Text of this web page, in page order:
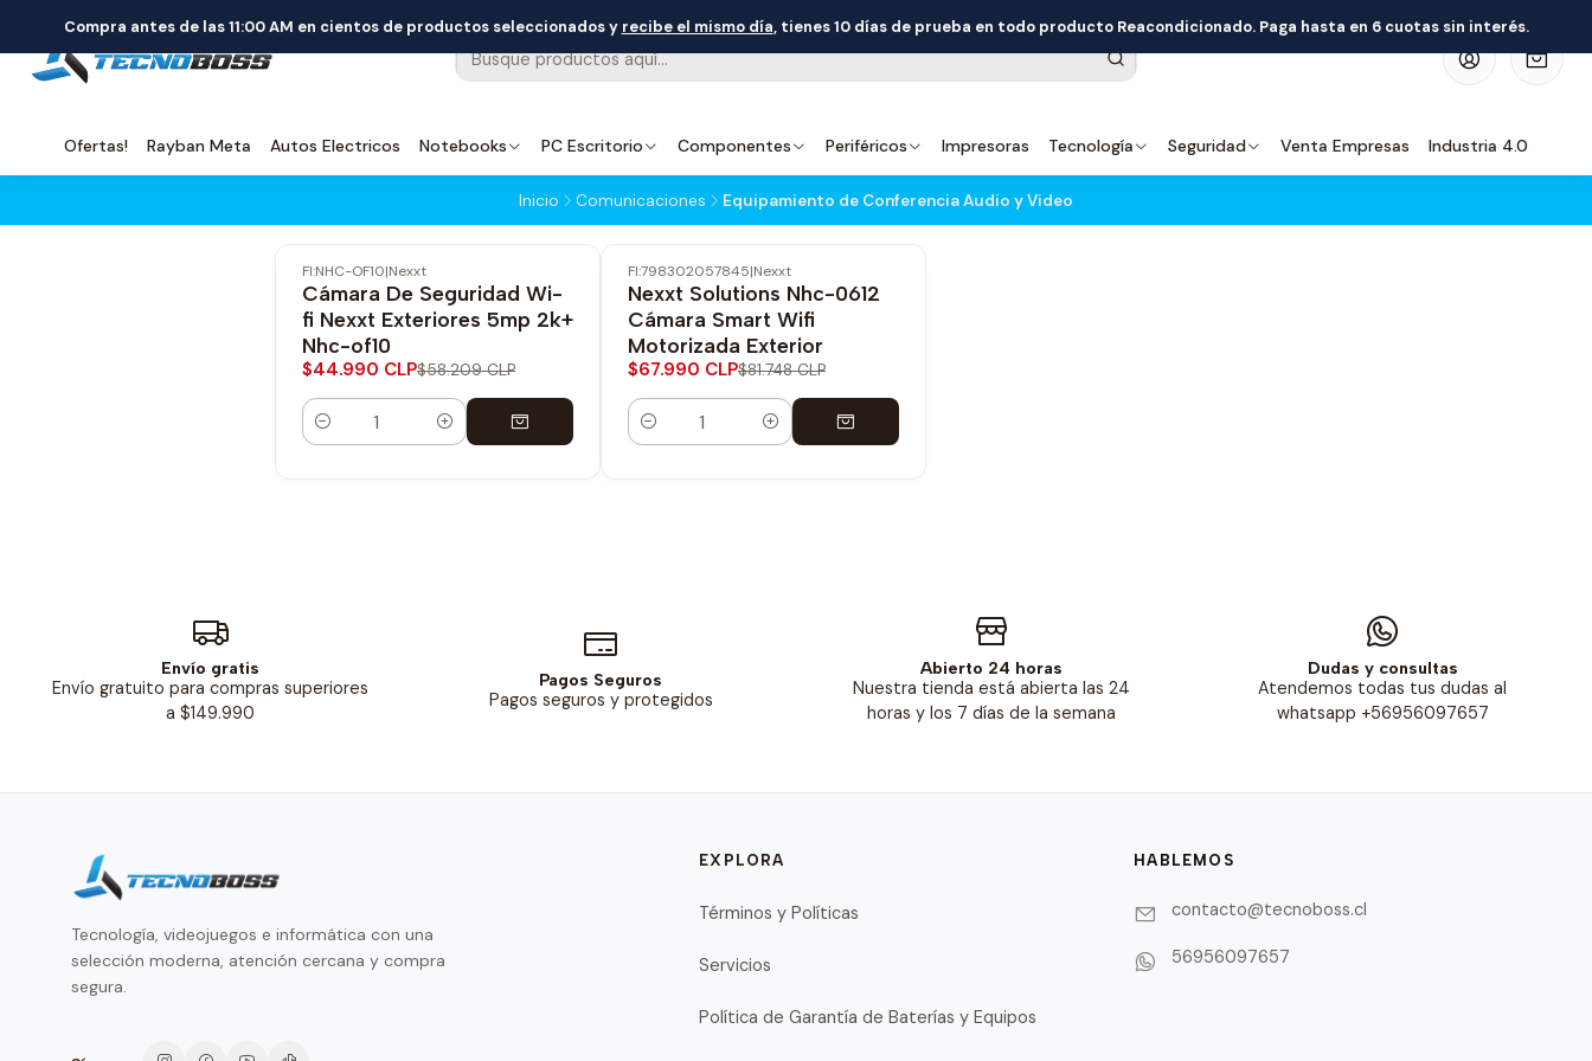
Ofertas! Rayban Meta Autos Electricos Notebooks PC Escritorio Componentes Periféricos Impresoras Tecnología Seguridad Venta Empresas Industria 4.0
Compra antes de las 11:00 AM en cientos de productos seleccionados y recibe el mismo día, tienes 10 días de prueba en todo producto Reacondicionado. Paga hasta en 6 cuotas sin interés.
Inicio Comunicaciones Equipamiento de Conferencia Audio y Video
-23% OFF
FI:NHC-OF10|Nexxt
Cámara De Seguridad Wi-
fi Nexxt Exteriores 5mp 2k+
Nhc-of10
$44.990 CLP$58.209 CLP
Cantidad
-17% OFF
FI:798302057845|Nexxt
Nexxt Solutions Nhc-0612
Cámara Smart Wifi
Motorizada Exterior
$67.990 CLP$81.748 CLP
Cantidad
Envío gratis
Envío gratuito para compras superiores
a $149.990
Pagos Seguros
Pagos seguros y protegidos
Abierto 24 horas
Nuestra tienda está abierta las 24
horas y los 7 días de la semana
Dudas y consultas
Atendemos todas tus dudas al
whatsapp +56956097657
Tecnología, videojuegos e informática con una
selección moderna, atención cercana y compra
segura.
EXPLORA
Términos y Políticas
Servicios
Política de Garantía de Baterías y Equipos
HABLEMOS
contacto@tecnoboss.cl
56956097657